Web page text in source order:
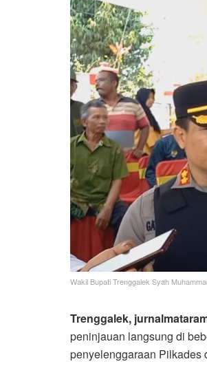
Wakil Bupati Trenggalek Syah
Trenggalek,
peninjauan langsung di
penyelenggaraan Pilkades